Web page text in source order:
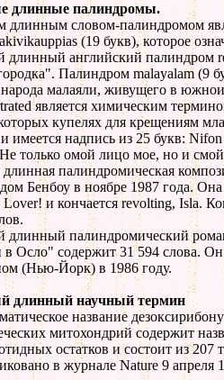
длинные палиндромы.
длинным словом-палиндромом
(19 букв), которое
длинный английский палиндром
Палиндром malayalam (9
малаяли, живущего в
является химическим
купелях для крещениям
имеется надпись из 25 букв: Nifon
только омой лицо мое, но и
палиндромическая
Бенбоу в ноябре 1987 года.
Lover! и кончается revolting, Isla.
длинный палиндромический
в Осло" содержит 31 594 слова.
(Нью-Йорк) в 1986 году.
длинный научный термин
название
митохондрий содержит
остатков и состоит из
в журнале Nature 9 апреля